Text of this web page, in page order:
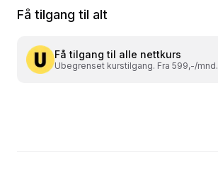
Få tilgang til alt
Få tilgang til alle nettkurs
Ubegrenset kurstilgang. Fra 599,-/mnd.